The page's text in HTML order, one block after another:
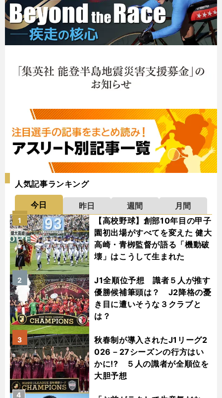
人気記事ランキング
今日 昨日 週間
月間
【高校野球】創部10年目の甲子
園初出場がすべてを変えた 健大
高崎・青栁監督が語る「機動破
壊」はこうして生まれた
1
J1全順位予想 識者５人が推す
優勝候補筆頭は？ J2降格の憂
き目に遭いそうな３クラブと
は？
2
秋春制が導入されたJ1リーグ2
026－27シーズンの行方はい
かに!? ５人の識者が全順位を
大胆予想
3
4